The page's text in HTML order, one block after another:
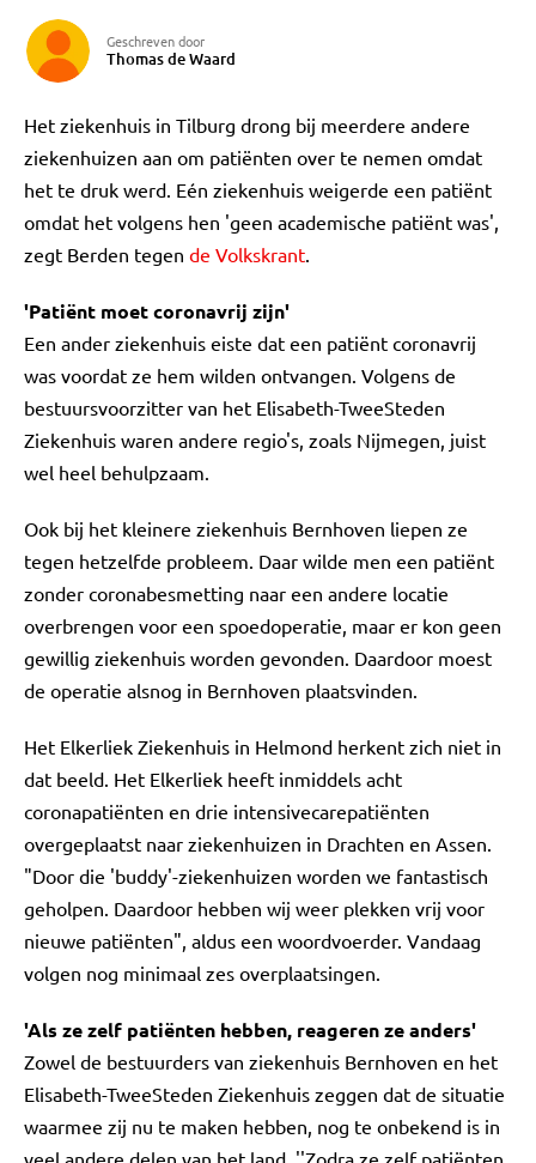
Geschreven door
Thomas de Waard
Het ziekenhuis in Tilburg drong bij meerdere andere
ziekenhuizen aan om patiënten over te nemen omdat
het te druk werd. Eén ziekenhuis weigerde een patiënt
omdat het volgens hen 'geen academische patiënt was',
zegt Berden tegen de Volkskrant.
'Patiënt moet coronavrij zijn'
Een ander ziekenhuis eiste dat een patiënt coronavrij
was voordat ze hem wilden ontvangen. Volgens de
bestuursvoorzitter van het Elisabeth-TweeSteden
Ziekenhuis waren andere regio's, zoals Nijmegen, juist
wel heel behulpzaam.
Ook bij het kleinere ziekenhuis Bernhoven liepen ze
tegen hetzelfde probleem. Daar wilde men een patiënt
zonder coronabesmetting naar een andere locatie
overbrengen voor een spoedoperatie, maar er kon geen
gewillig ziekenhuis worden gevonden. Daardoor moest
de operatie alsnog in Bernhoven plaatsvinden.
Het Elkerliek Ziekenhuis in Helmond herkent zich niet in
dat beeld. Het Elkerliek heeft inmiddels acht
coronapatiënten en drie intensivecarepatiënten
overgeplaatst naar ziekenhuizen in Drachten en Assen.
"Door die 'buddy'-ziekenhuizen worden we fantastisch
geholpen. Daardoor hebben wij weer plekken vrij voor
nieuwe patiënten", aldus een woordvoerder. Vandaag
volgen nog minimaal zes overplaatsingen.
'Als ze zelf patiënten hebben, reageren ze anders'
Zowel de bestuurders van ziekenhuis Bernhoven en het
Elisabeth-TweeSteden Ziekenhuis zeggen dat de situatie
waarmee zij nu te maken hebben, nog te onbekend is in
veel andere delen van het land. ''Zodra ze zelf patiënten